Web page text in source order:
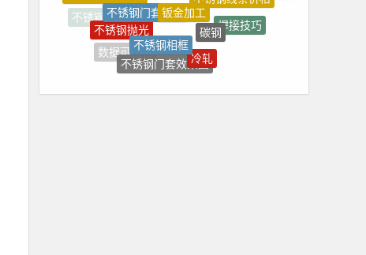
不锈钢镜框 焊接技巧
不锈钢焊丝
不锈钢焊接
不锈钢踢脚线厂家
数据可视化
不锈钢抛光 碳钢
冷轧
不锈钢门套效果图
不锈钢相框